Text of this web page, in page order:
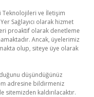
Teknolojileri ve İletişim
Sağlayıcı olarak hizmet
proaktif olarak denetleme
Ancak, üyelerimiz
olup, siteye üye olarak
düşündüğünüz
adresine bildirmeniz
kaldırılacaktır.